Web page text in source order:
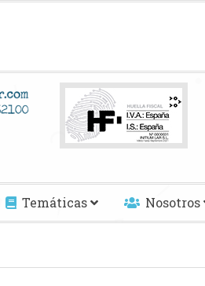
Temáticas Nosotros